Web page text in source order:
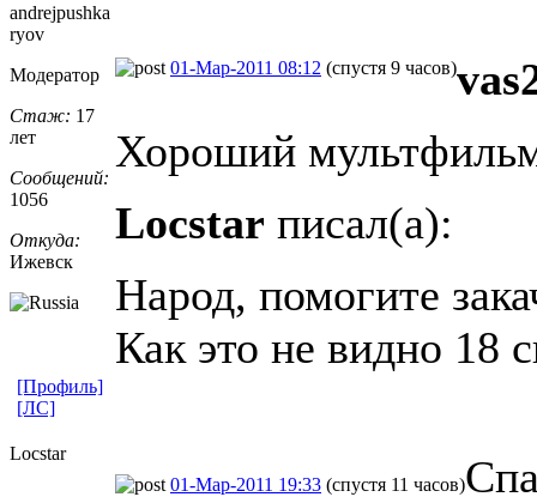
andrejpushka
ryov
Модератор
Стаж: 17
лет
Сообщений:
1056
Откуда:
Ижевск
01-Мар-2011 08:12 (спустя 9 часов)
Хороший
Locstar писал(а):
Народ, помогите
Как это не видно 18
[Профиль]
[ЛС]
Locstar
01-Мар-2011 19:33 (спустя 11 часов)